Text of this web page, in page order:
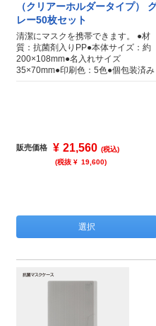
（クリアーホルダータイプ）
レー50枚セット
清潔にマスクを携帯できます。 ●材
質：抗菌剤入りPP●本体サイズ：約
200×108mm●名入れサイズ
35×70mm●印刷色：5色●個包装済み
販売価格 ¥ 21,560 (税込)
(税抜 ¥ 19,600)
選択